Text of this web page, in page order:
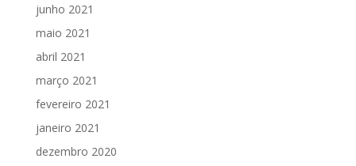
junho 2021
maio 2021
abril 2021
março 2021
fevereiro 2021
janeiro 2021
dezembro 2020